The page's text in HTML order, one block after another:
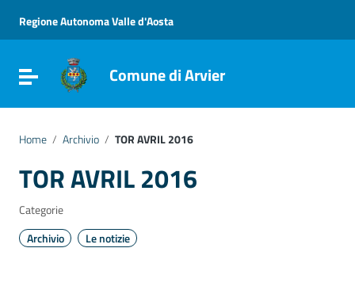
Vai al menu di navigazione
Vai al footer
Regione Autonoma Valle d'Aosta
Attiva / disattiva la navigazione
Comune di Arvier
Home / Archivio / TOR AVRIL 2016
TOR AVRIL 2016
Categorie
Archivio
Le notizie